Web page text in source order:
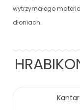
wytrzymałego
dłoniach.